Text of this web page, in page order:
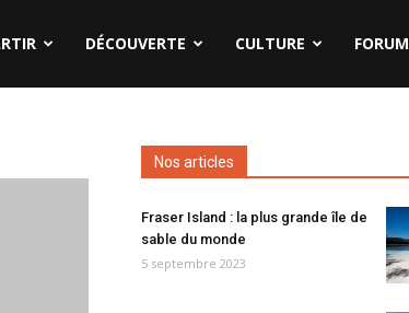
DÉCOUVERTE CULTURE FORUM
Nos articles
Fraser Island : la plus grande île de
sable du monde
5 septembre 2023